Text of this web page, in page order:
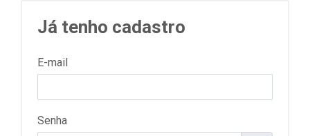
Já tenho cadastro
E-mail
Senha